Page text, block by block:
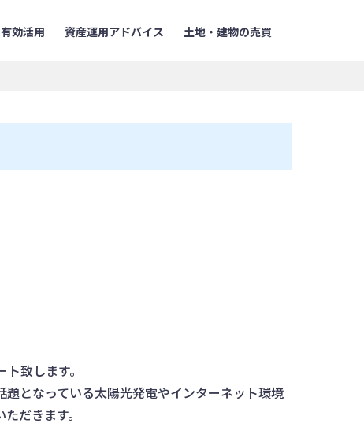
効活用 資産運用アドバイス 土地・建物の売買
致します。
となっている太陽光発電やインターネット環境
だきます。